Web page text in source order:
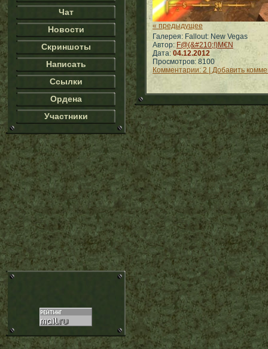
Чат
Новости
Скриншоты
Написать
Ссылки
Ордена
Участники
« предыдущее
Галерея: Fallout: New Vegas
Автор: F@(&#210;!)M€N
Дата: 04.12.2012
Просмотров: 8100
Комментарии: 2 | Добавить